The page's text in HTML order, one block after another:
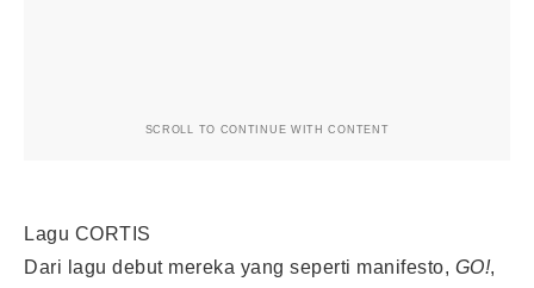
SCROLL TO CONTINUE WITH CONTENT
Lagu CORTIS
Dari lagu debut mereka yang seperti manifesto, GO!,